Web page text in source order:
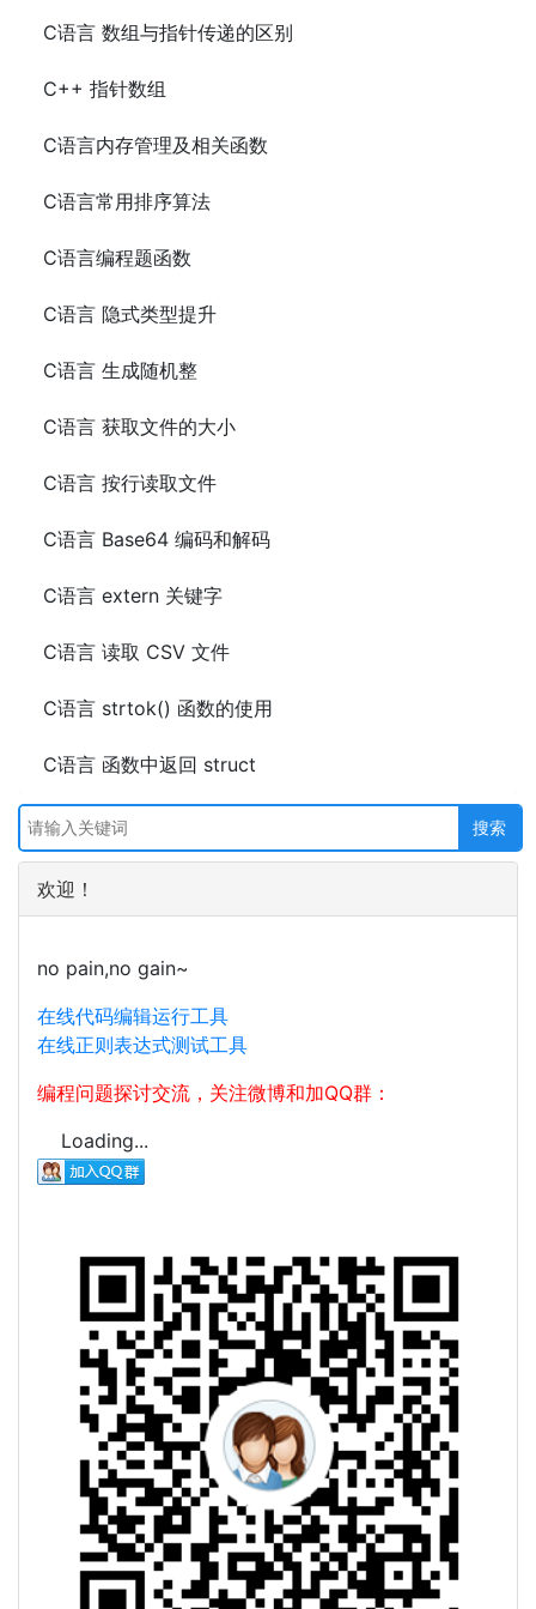
C语言 数组与指针传递的区别
C++ 指针数组
C语言内存管理及相关函数
C语言常用排序算法
C语言编程题函数
C语言 隐式类型提升
C语言 生成随机整
C语言 获取文件的大小
C语言 按行读取文件
C语言 Base64 编码和解码
C语言 extern 关键字
C语言 读取 CSV 文件
C语言 strtok() 函数的使用
C语言 函数中返回 struct
欢迎！
no pain,no gain~
在线代码编辑运行工具
在线正则表达式测试工具
编程问题探讨交流，关注微博和加QQ群：
Loading...